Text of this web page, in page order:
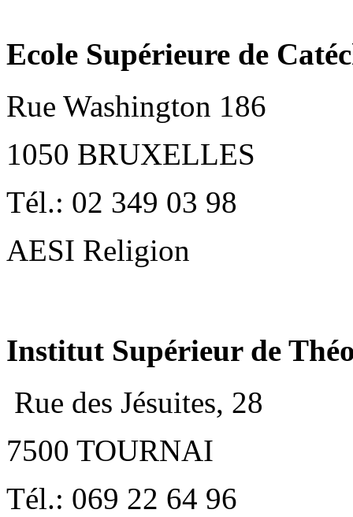
Ecole Supérieure de
Rue Washington 186
1050 BRUXELLES
Tél.: 02 349 03 98
AESI Religion
Institut Supérieur de
Rue des Jésuites, 28
7500 TOURNAI
Tél.: 069 22 64 96